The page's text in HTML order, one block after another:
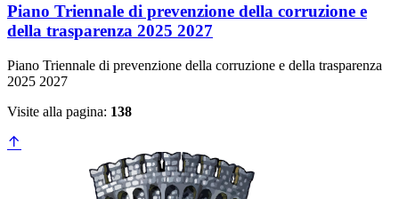
Piano Triennale di prevenzione della corruzione e
della trasparenza 2025 2027
Piano Triennale di prevenzione della corruzione e della trasparenza
2025 2027
Visite alla pagina: 138